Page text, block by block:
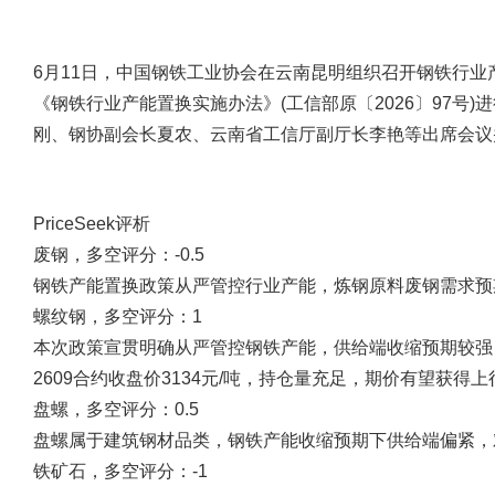
6月11日，中国钢铁工业协会在云南昆明组织召开钢铁行
《钢铁行业产能置换实施办法》(工信部原〔2026〕97号)
刚、钢协副会长夏农、云南省工信厅副厅长李艳等出席会
PriceSeek评析
废钢，多空评分：-0.5
钢铁产能置换政策从严管控行业产能，炼钢原料废钢需求
螺纹钢，多空评分：1
本次政策宣贯明确从严管控钢铁产能，供给端收缩预期较
2609合约收盘价3134元/吨，持仓量充足，期价有望获得上
盘螺，多空评分：0.5
盘螺属于建筑钢材品类，钢铁产能收缩预期下供给端偏紧
铁矿石，多空评分：-1